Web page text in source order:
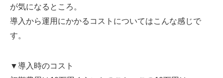
が気になるところ。
導入から運用にかかるコストについてはこんな感じで
す。
▼導入時のコスト